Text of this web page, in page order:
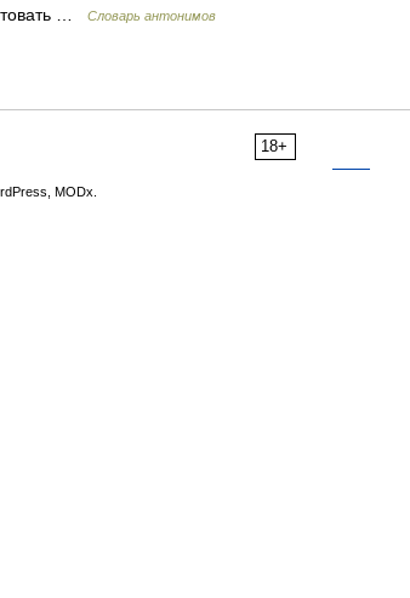
… Словарь антонимов
18+
MODx.